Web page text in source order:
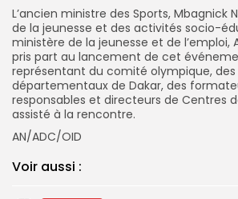
L’ancien ministre des Sports, Mbagnick
de la jeunesse et des activités socio-
ministère de la jeunesse et de l’emploi,
pris part au lancement de cet
représentant du comité olympique,
départementaux de Dakar, des
responsables et directeurs de Centres
assisté à la rencontre.
AN/ADC/OID
Voir aussi :